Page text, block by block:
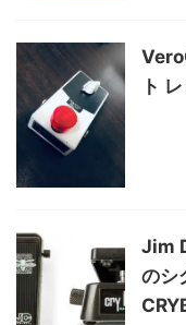
ト
Jim
のシ